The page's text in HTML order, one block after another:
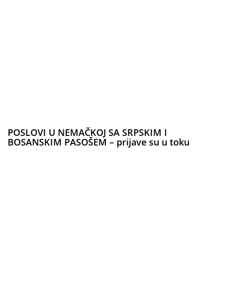
POSLOVI U NEMAČKOJ SA SRPSKIM I
BOSANSKIM PASOŠEM – prijave su u toku